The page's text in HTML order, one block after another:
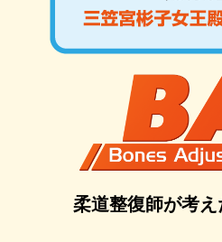
柔道整復師が考